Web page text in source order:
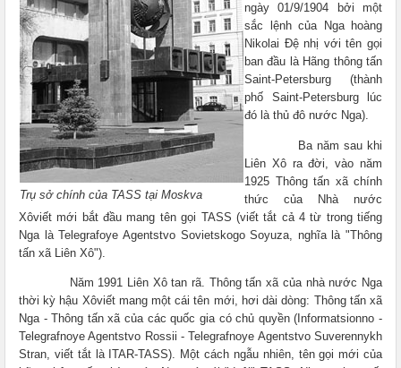
Trụ sở chính của TASS tại Moskva
ngày 01/9/1904 bởi một
sắc lệnh của Nga hoàng
Nikolai Đệ nhị với tên gọi
ban đầu là Hãng thông tấn
Saint-Petersburg (thành
phố Saint-Petersburg lúc
đó là thủ đô nước Nga).
Ba năm sau khi
Liên Xô ra đời, vào năm
1925 Thông tấn xã chính
thức của Nhà nước
Xôviết mới bắt đầu mang tên gọi TASS (viết tắt cả 4 từ trong tiếng
Nga là Telegrafoye Agentstvo Sovietskogo Soyuza, nghĩa là "Thông
tấn xã Liên Xô").
Năm 1991 Liên Xô tan rã. Thông tấn xã của nhà nước Nga
thời kỳ hậu Xôviết mang một cái tên mới, hơi dài dòng: Thông tấn xã
Nga - Thông tấn xã của các quốc gia có chủ quyền (Informatsionno -
Telegrafnoye Agentstvo Rossii - Telegrafnoye Agentstvo Suverennykh
Stran, viết tắt là ITAR-TASS). Một cách ngẫu nhiên, tên gọi mới của